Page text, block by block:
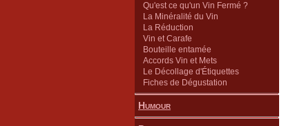
Qu'est ce qu'un Vin Fermé ?
La Minéralité du Vin
La Réduction
Vin et Carafe
Bouteille entamée
Accords Vin et Mets
Le Décollage d'Étiquettes
Fiches de Dégustation
Humour